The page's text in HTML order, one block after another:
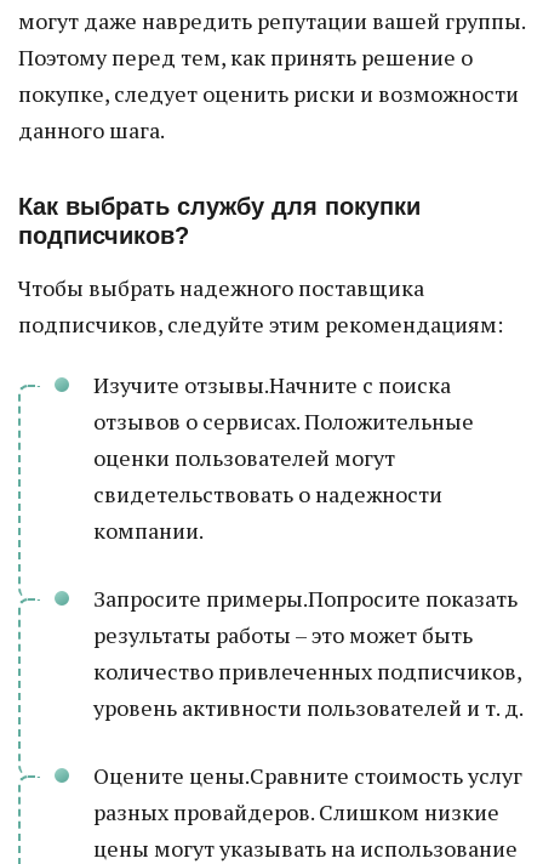
могут даже навредить репутации вашей группы.
Поэтому перед тем, как принять решение о
покупке, следует оценить риски и возможности
данного шага.
Как выбрать службу для покупки
подписчиков?
Чтобы выбрать надежного поставщика
подписчиков, следуйте этим рекомендациям:
Изучите отзывы.Начните с поиска
отзывов о сервисах. Положительные
оценки пользователей могут
свидетельствовать о надежности
компании.
Запросите примеры.Попросите показать
результаты работы – это может быть
количество привлеченных подписчиков,
уровень активности пользователей и т. д.
Оцените цены.Сравните стоимость услуг
разных провайдеров. Слишком низкие
цены могут указывать на использование